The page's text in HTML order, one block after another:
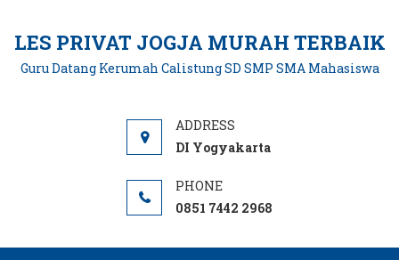
content
LES PRIVAT JOGJA MURAH TERBAIK
Guru Datang Kerumah Calistung SD SMP SMA Mahasiswa
DI Yogyakarta
0851 7442 2968